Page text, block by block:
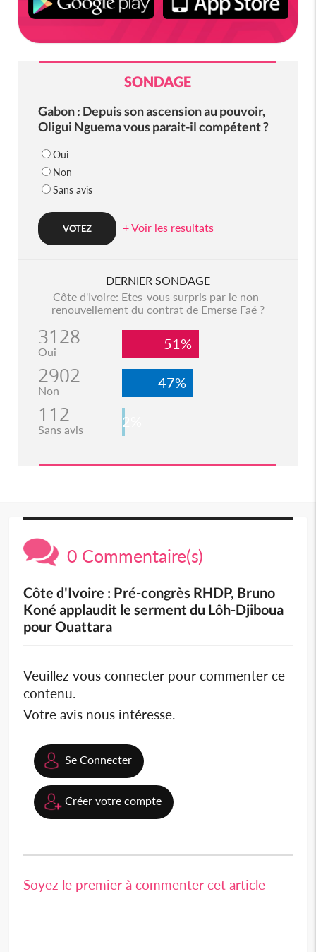
SONDAGE
Gabon : Depuis son ascension au pouvoir,
Oligui Nguema vous parait-il compétent ?
Oui
Non
Sans avis
+ Voir les resultats
DERNIER SONDAGE
Côte d'Ivoire: Etes-vous surpris par le non-
renouvellement du contrat de Emerse Faé ?
3128
Oui 51%
2902
Non 47%
112
Sans avis 2%
0 Commentaire(s)
Côte d'Ivoire : Pré-congrès RHDP, Bruno
Koné applaudit le serment du Lôh-Djiboua
pour Ouattara
Veuillez vous connecter pour commenter ce
contenu.
Votre avis nous intéresse.
Se Connecter
Créer votre compte
Soyez le premier à commenter cet article